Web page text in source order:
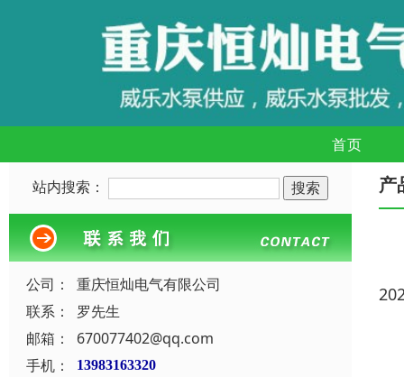
首页
站内搜索：
公司：
重庆恒灿电气有限公司
联系：
罗先生
邮箱：
670077402@qq.com
手机：
13983163320
产